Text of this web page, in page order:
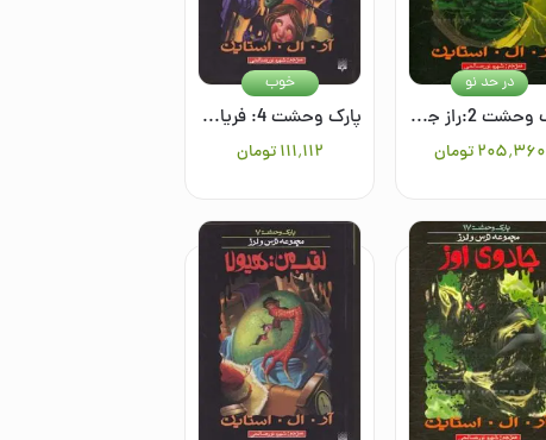
پارک وحشت 2:راز جمجمه سرخ
۲۰۵٬۳۶۰تومان
در حد نو
پارک وحشت 4: فریاد ماسک نفرین شده
۱۱۱٬۱۱۲ تومان
خوب